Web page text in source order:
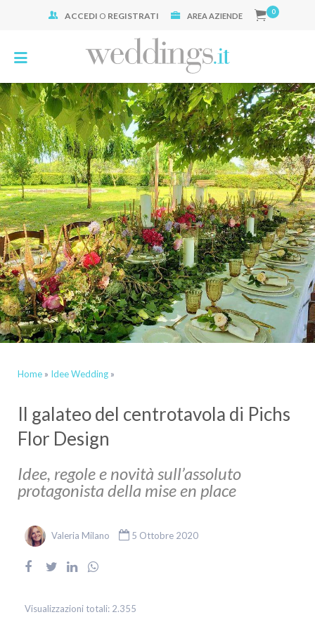
ACCEDI O REGISTRATI AREA AZIENDE 0
Home » Idee Wedding »
Il galateo del centrotavola di Pichs
Flor Design
Idee, regole e novità sull’assoluto
protagonista della mise en place
Valeria Milano 5 Ottobre 2020
Visualizzazioni totali: 2.355